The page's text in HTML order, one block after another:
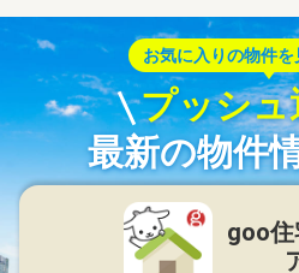
お気に入りの物件を
プッシュ
最新の物件
goo